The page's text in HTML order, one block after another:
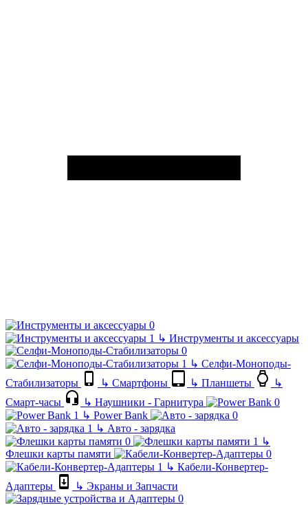
↳ Инструменты и аксессуары
↳ Селфи-Моноподы-
Стабилизаторы
↳ Смартфоны ↳ Планшеты
↳
Смарт-часы
↳ Наушники - Гарнитура
↳ Power Bank
↳ Авто - зарядка
↳
Флешки карты памяти
↳ Кабели-Конвертер-
Адаптеры
↳ Экраны и Запчасти